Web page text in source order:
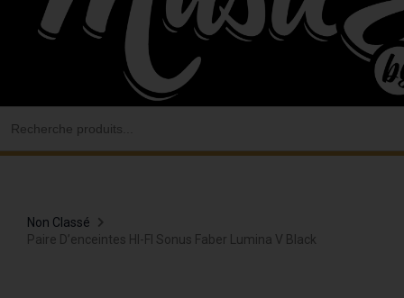
Non Classé
Paire D’enceintes HI-FI Sonus Faber Lumina V Black